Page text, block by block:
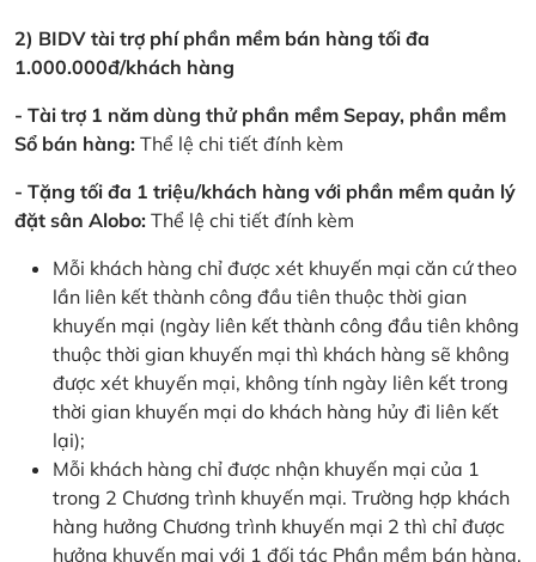
2) BIDV tài trợ phí phần mềm bán hàng tối đa
1.000.000đ/khách hàng
- Tài trợ 1 năm dùng thử phần mềm Sepay, phần mềm
Sổ bán hàng: Thể lệ chi tiết đính kèm
- Tặng tối đa 1 triệu/khách hàng với phần mềm quản lý
đặt sân Alobo: Thể lệ chi tiết đính kèm
Mỗi khách hàng chỉ được xét khuyến mại căn cứ theo
lần liên kết thành công đầu tiên thuộc thời gian
khuyến mại (ngày liên kết thành công đầu tiên không
thuộc thời gian khuyến mại thì khách hàng sẽ không
được xét khuyến mại, không tính ngày liên kết trong
thời gian khuyến mại do khách hàng hủy đi liên kết
lại);
Mỗi khách hàng chỉ được nhận khuyến mại của 1
trong 2 Chương trình khuyến mại. Trường hợp khách
hàng hưởng Chương trình khuyến mại 2 thì chỉ được
hưởng khuyến mại với 1 đối tác Phần mềm bán hàng,